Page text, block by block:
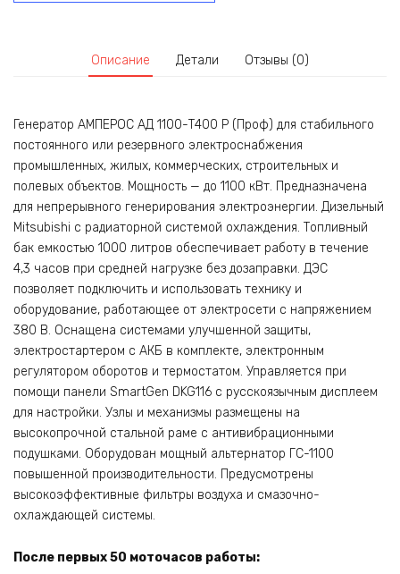
Описание Детали Отзывы (0)
Генератор АМПЕРОС АД 1100-Т400 P (Проф) для стабильного
постоянного или резервного электроснабжения
промышленных, жилых, коммерческих, строительных и
полевых объектов. Мощность — до 1100 кВт. Предназначена
для непрерывного генерирования электроэнергии. Дизельный
Mitsubishi с радиаторной системой охлаждения. Топливный
бак емкостью 1000 литров обеспечивает работу в течение
4,3 часов при средней нагрузке без дозаправки. ДЭС
позволяет подключить и использовать технику и
оборудование, работающее от электросети с напряжением
380 В. Оснащена системами улучшенной защиты,
электростартером с АКБ в комплекте, электронным
регулятором оборотов и термостатом. Управляется при
помощи панели SmartGen DKG116 с русскоязычным дисплеем
для настройки. Узлы и механизмы размещены на
высокопрочной стальной раме с антивибрационными
подушками. Оборудован мощный альтернатор ГС-1100
повышенной производительности. Предусмотрены
высокоэффективные фильтры воздуха и смазочно-
охлаждающей системы.
После первых 50 моточасов работы: